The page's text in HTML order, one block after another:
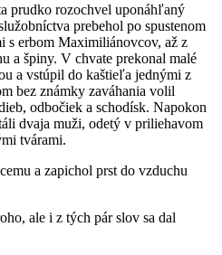
prudko rozochvel uponáhľaný
prebehol po spustenom
s erbom Maximiliánovcov, až z
a špiny. V chvate prekonal malé
a vstúpil do kaštieľa jednými z
bez známky zaváhania volil
odbočiek a schodísk. Napokon
dvaja muži, odetý v priliehavom
tvárami.
a zapichol prst do vzduchu
ale i z tých pár slov sa dal